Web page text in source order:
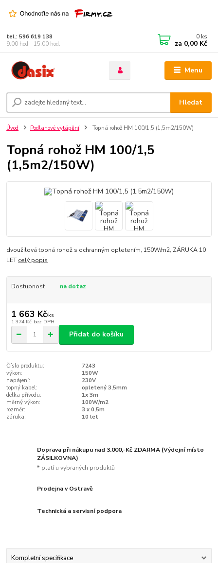
Menu
Hledat
tel.: 596 619 138
9.00 hod - 15.00 hod.
0 ks
za 0,00 Kč
Úvod Podlahové vytápění Topná rohož HM 100/1,5 (1,5m2/150W)
Topná rohož HM 100/1,5
(1,5m2/150W)
dvoužilová topná rohož s ochranným opletením, 150W/m2, ZÁRUKA 10
LET celý popis
Dostupnost na dotaz
1 663 Kč/ks
1 374 Kč bez DPH
Přidat do košíku
Číslo produktu:
7243
výkon:
150W
napájení:
230V
topný kabel:
opletený 3,5mm
délka přívodu:
1x 3m
měrný výkon:
100W/m2
rozměr:
3 x 0,5m
záruka:
10 let
Doprava při nákupu nad 3.000,-Kč ZDARMA (Výdejní místo
ZÁSILKOVNA)
* platí u vybraných produktů
Prodejna v Ostravě
Technická a servisní podpora
Kompletní specifikace